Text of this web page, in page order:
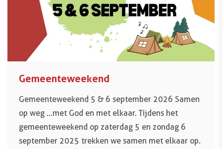
Gemeenteweekend
Gemeenteweekend 5 & 6 september 2026 Samen
op weg …met God en met elkaar. Tijdens het
gemeenteweekend op zaterdag 5 en zondag 6
september 2025 trekken we samen met elkaar op.